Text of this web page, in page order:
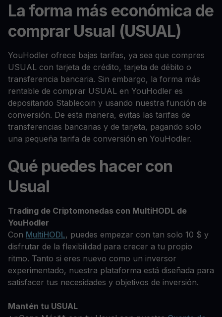
La forma más económica de
comprar Usual (USUAL)
YouHodler ofrece bajas tarifas, ya sea que compres
USUAL con tarjeta de crédito, tarjeta de débito o
transferencia bancaria. Sin embargo, la forma más
rentable de comprar USUAL en YouHodler es
depositando Stablecoin y usando nuestra función de
conversión. De esta manera, evitas las tarifas de
transferencias bancarias y de tarjeta, pagando solo
una pequeña tarifa de conversión en YouHodler.
Qué puedes hacer con
Usual
Trading de Criptomonedas con MultiHODL de
YouHodler
Con MultiHODL, puedes empezar con tan solo 10 $ y
disfrutar de la flexibilidad para crecer a tu propio
ritmo. Tanto si eres nuevo como un inversor
experimentado, nuestra plataforma está diseñada para
satisfacer tus necesidades y objetivos de inversión.
Mantén tu USUAL